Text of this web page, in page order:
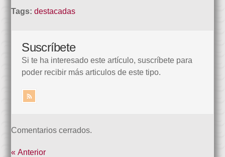
Tags:destacadas
Suscríbete
Si te ha interesado este artículo, suscríbete para
poder recibir más articulos de este tipo.
Comentarios cerrados.
« Anterior